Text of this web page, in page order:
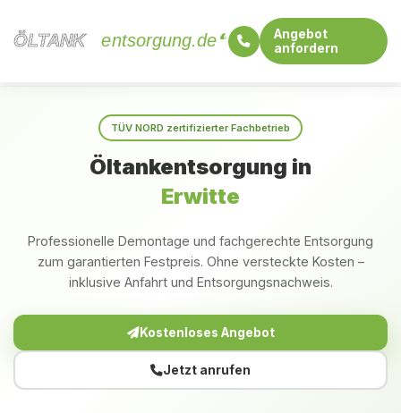
ÖLTANK
ÖLTANK entsorgung.de
Angebot
anfordern
TÜV NORD zertifizierter Fachbetrieb
Öltankentsorgung in
Erwitte
Professionelle Demontage und fachgerechte Entsorgung
zum garantierten Festpreis. Ohne versteckte Kosten –
inklusive Anfahrt und Entsorgungsnachweis.
Kostenloses Angebot
Jetzt anrufen